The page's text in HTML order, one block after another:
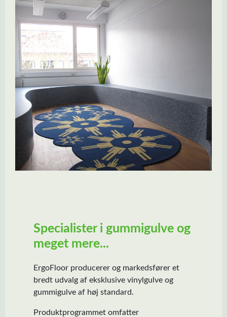
Specialister i gummigulve og
meget mere...
ErgoFloor producerer og markedsfører et
bredt udvalg af eksklusive vinylgulve og
gummigulve af høj standard.
Produktprogrammet omfatter